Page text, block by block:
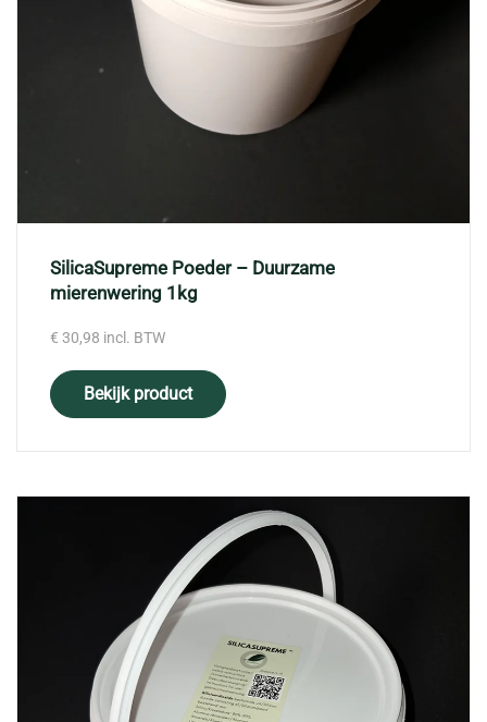
SilicaSupreme Poeder – Duurzame
mierenwering 1kg
€ 30,98 incl. BTW
Bekijk product